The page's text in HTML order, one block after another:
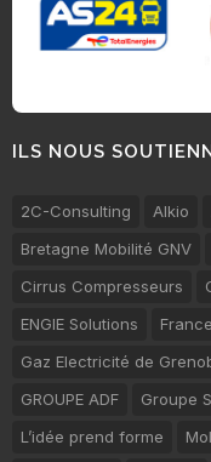
ILS NOUS
2C-Consulting Alkio
Bretagne Mobilité GNV
Cirrus Compresseurs
ENGIE Solutions
Gaz Electricité de
GROUPE ADF
Groupe
L’idée prend forme